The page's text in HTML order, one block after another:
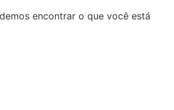
encontrar o que você está